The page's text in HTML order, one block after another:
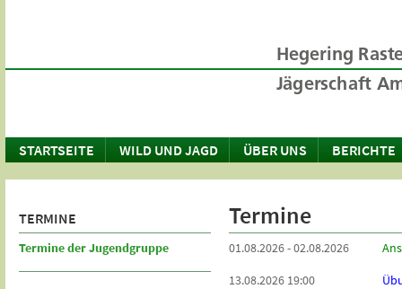
STARTSEITE WILD UND JAGD ÜBER UNS BERICHTE
TERMINE
Termine der Jugendgruppe
Termine
01.08.2026 - 02.08.2026
13.08.2026 19:00